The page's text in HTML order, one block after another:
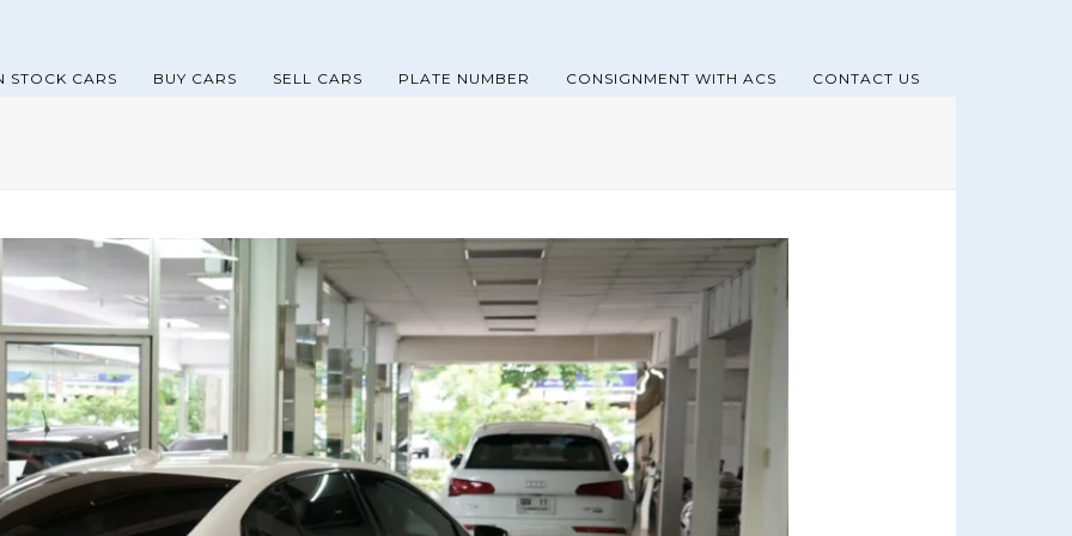
STOCK CARS BUY CARS SELL CARS PLATE NUMBER CONSIGNMENT WITH ACS CONTACT US